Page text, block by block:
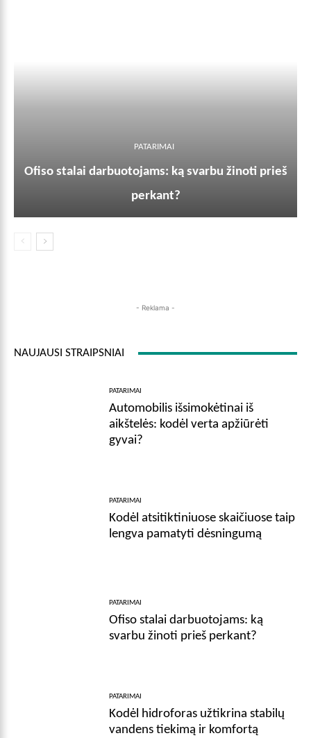
PATARIMAI
Ofiso stalai darbuotojams: ką svarbu žinoti prieš
perkant?
- Reklama -
NAUJAUSI STRAIPSNIAI
PATARIMAI
Automobilis išsimokėtinai iš
aikštelės: kodėl verta apžiūrėti
gyvai?
PATARIMAI
Kodėl atsitiktiniuose skaičiuose taip
lengva pamatyti dėsningumą
PATARIMAI
Ofiso stalai darbuotojams: ką
svarbu žinoti prieš perkant?
PATARIMAI
Kodėl hidroforas užtikrina stabilų
vandens tiekimą ir komfortą